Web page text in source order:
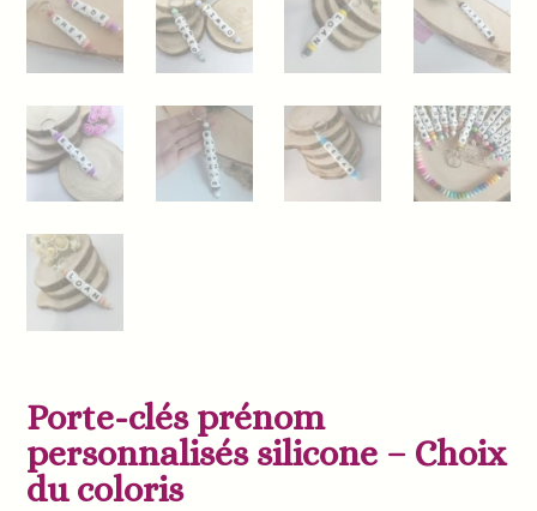
Porte-clés prénom
personnalisés silicone – Choix
du coloris